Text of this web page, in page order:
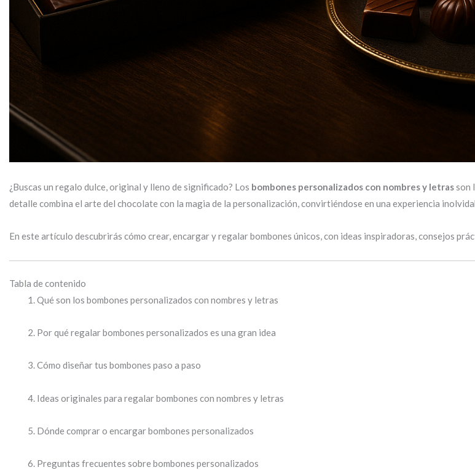
¿Buscas un regalo dulce, original y lleno de significado? Los bombones personalizados con nombres y letrasson
detalle combina el arte del chocolate con la magia de la personalización, convirtiéndose en una experiencia
En este artículo descubrirás cómo crear, encargar y regalar bombones únicos, con ideas inspiradoras, consejos
Tabla de contenido
Qué son los bombones personalizados con nombres y letras
Por qué regalar bombones personalizados es una gran idea
Cómo diseñar tus bombones paso a paso
Ideas originales para regalar bombones con nombres y letras
Dónde comprar o encargar bombones personalizados
Preguntas frecuentes sobre bombones personalizados